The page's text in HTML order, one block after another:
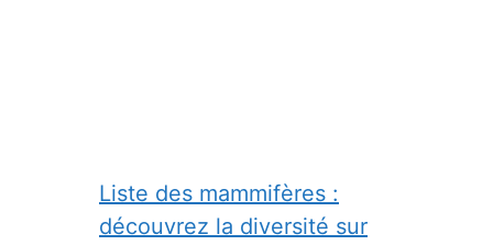
Liste des mammifères :
découvrez la diversité sur